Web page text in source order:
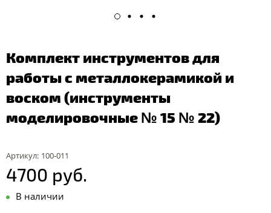
Комплект инструментов для
работы с металлокерамикой и
воском (инструменты
моделировочные № 15 № 22)
Артикул: 100-011
4700 руб.
В наличии